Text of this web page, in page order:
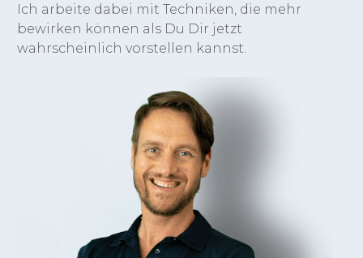
Ich arbeite dabei mit Techniken, die mehr
bewirken können als Du Dir jetzt
wahrscheinlich vorstellen kannst.